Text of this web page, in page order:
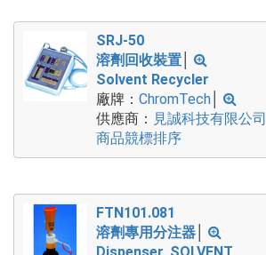
SRJ-50
溶劑回收裝置
Solvent Recycler
廠牌： ChromTech
供應商： 見誠科技有限公司
商品競標排序
FTN101.081
溶劑專用分注器